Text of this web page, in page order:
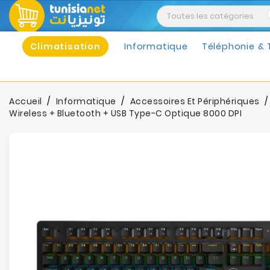
Climatisation Informatique Téléphonie &
Accueil Informatique
Accessoires Et Périphériques
Wireless + Bluetooth + USB Type-C Optique 8000 DPI